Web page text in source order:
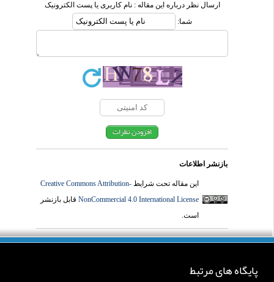
ارسال نظر درباره این مقاله : نام کاربری یا پست الکترونیک
شما:
بازنشر اطلاعات
این مقاله تحت شرایطCreative Commons Attribution-
NonCommercial 4.0 International Licenseقابل بازنشر
است.
پایگاه های مرتبط